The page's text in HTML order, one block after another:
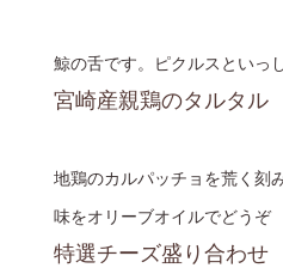
鯨の舌です。ピクルスといっ
宮崎産親鶏のタルタル
地鶏のカルパッチョを荒く刻
味をオリーブオイルでどうぞ
特選チーズ盛り合わせ